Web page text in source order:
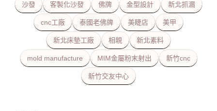
沙發 客製化沙發 佛牌 金型設計 新北抓漏
cnc工廠 泰國老佛牌 美睫店 美甲
新北床墊工廠 相親 新北素料
mold manufacture MIM金屬粉末射出 新竹cnc
新竹交友中心